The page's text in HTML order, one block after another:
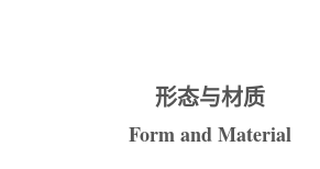
形态与材质
Form and Material